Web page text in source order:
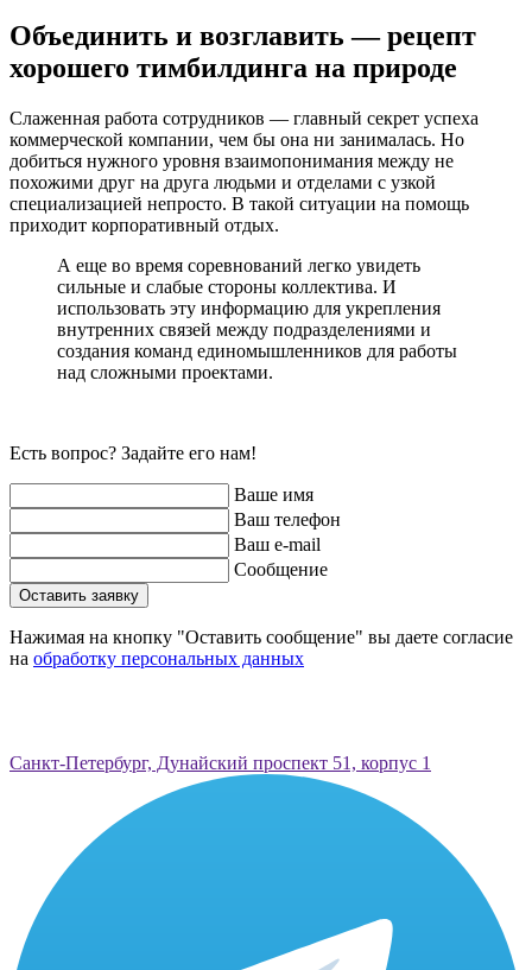
Объединить и возглавить — рецепт
хорошего тимбилдинга на природе
Слаженная работа сотрудников — главный секрет успеха
коммерческой компании, чем бы она ни занималась. Но
добиться нужного уровня взаимопонимания между не
похожими друг на друга людьми и отделами с узкой
специализацией непросто. В такой ситуации на помощь
приходит корпоративный отдых.
А еще во время соревнований легко увидеть
сильные и слабые стороны коллектива. И
использовать эту информацию для укрепления
внутренних связей между подразделениями и
создания команд единомышленников для работы
над сложными проектами.
Есть вопрос? Задайте его нам!
Ваше имя
Ваш телефон
Ваш e-mail
Сообщение
Оставить заявку
Нажимая на кнопку "Оставить сообщение" вы даете согласие
на обработку персональных данных
Санкт-Петербург, Дунайский проспект 51, корпус 1